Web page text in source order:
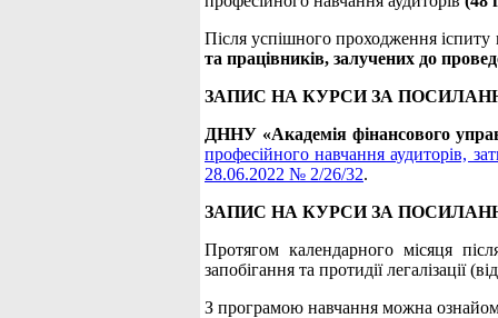
Після успішного проходження іспиту
та працівників, залучених до
ЗАПИС НА КУРСИ ЗА
ДННУ «Академія фінансового
професійного навчання аудиторів,
28.06.2022 № 2/26/32.
ЗАПИС НА КУРСИ ЗА
Протягом календарного місяця
запобігання та протидії
З програмою навчання можна